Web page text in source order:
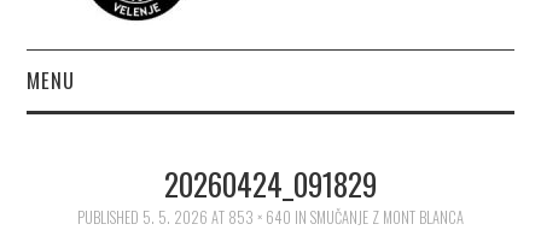
MENU
20260424_091829
PUBLISHED 5. 5. 2026 AT 853 × 640 IN SMUČANJE Z MONT BLANCA